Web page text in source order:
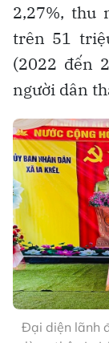
2,27%, thu
trên 51
(2022 đến
người dân
Đại diện lãnh